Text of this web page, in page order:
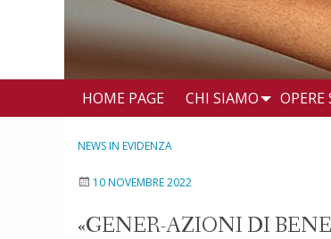
HOME PAGE CHI SIAMO OPERE
NEWS IN EVIDENZA
10 NOVEMBRE 2022
«GENER-AZIONI DI